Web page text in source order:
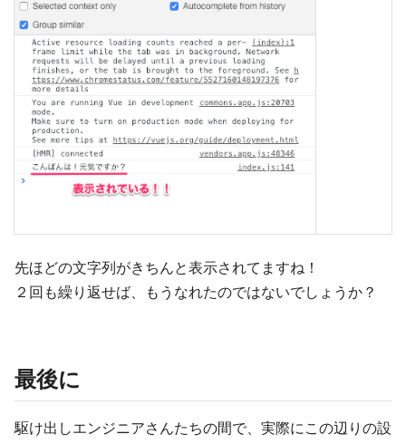
先ほどの文字列がきちんと表示されてますね！
２回も繰り返せば、もうなれたのではないでしょうか？
最後に
駆け出しエンジニアさんたちの間で、実際にこの辺りの設